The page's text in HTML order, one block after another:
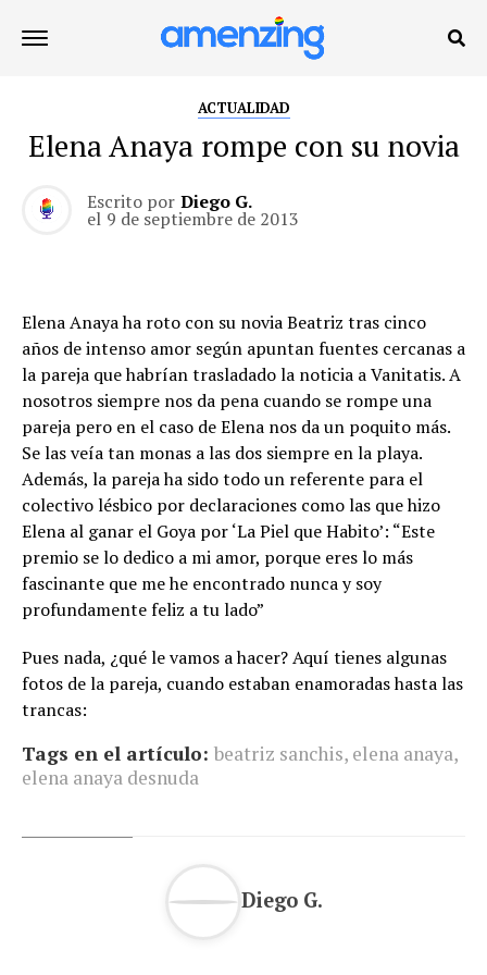
ACTUALIDAD
Elena Anaya rompe con su novia
Escrito por Diego G.
el 9 de septiembre de 2013
Elena Anaya ha roto con su novia Beatriz tras cinco
años de intenso amor según apuntan fuentes cercanas a
la pareja que habrían trasladado la noticia a Vanitatis. A
nosotros siempre nos da pena cuando se rompe una
pareja pero en el caso de Elena nos da un poquito más.
Se las veía tan monas a las dos siempre en la playa.
Además, la pareja ha sido todo un referente para el
colectivo lésbico por declaraciones como las que hizo
Elena al ganar el Goya por ‘La Piel que Habito’: “Este
premio se lo dedico a mi amor, porque eres lo más
fascinante que me he encontrado nunca y soy
profundamente feliz a tu lado”
Pues nada, ¿qué le vamos a hacer? Aquí tienes algunas
fotos de la pareja, cuando estaban enamoradas hasta las
trancas:
Tags en el artículo: beatriz sanchis, elena anaya,
elena anaya desnuda
Diego G.